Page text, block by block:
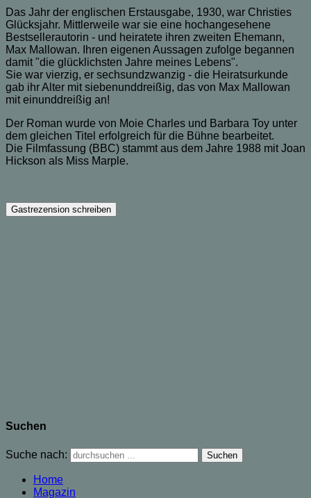
Das Jahr der englischen Erstausgabe, 1930, war Christies
Glücksjahr. Mittlerweile war sie eine hochangesehene
Bestsellerautorin - und heiratete ihren zweiten Ehemann,
Max Mallowan. Ihren eigenen Aussagen zufolge begannen
damit "die glücklichsten Jahre meines Lebens".
Sie war vierzig, er sechsundzwanzig - die Heiratsurkunde
gab ihr Alter mit siebenunddreißig, das von Max Mallowan
mit einunddreißig an!
Der Roman wurde von Moie Charles und Barbara Toy unter
dem gleichen Titel erfolgreich für die Bühne bearbeitet.
Die Filmfassung (BBC) stammt aus dem Jahre 1988 mit Joan
Hickson als Miss Marple.
Suchen
Suche nach:
Home
Magazin